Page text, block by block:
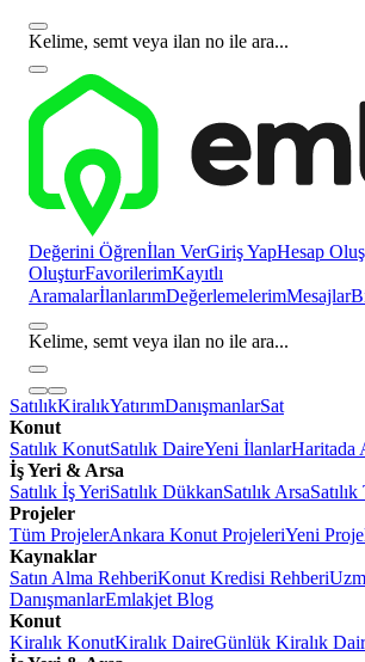
Kelime, semt veya ilan no ile ara...
Değerini Öğrenİlan VerGiriş YapHesap
OluşturFavorilerimKayıtlı
AramalarİlanlarımDeğerlemelerimMesajlar
Kelime, semt veya ilan no ile ara...
SatılıkKiralıkYatırımDanışmanlarSat
Konut
Satılık KonutSatılık DaireYeni İlanlarHaritada
İş Yeri & Arsa
Satılık İş YeriSatılık DükkanSatılık Arsa
Projeler
Tüm ProjelerAnkara Konut ProjeleriYeni
Kaynaklar
Satın Alma RehberiKonut Kredisi Rehberi
DanışmanlarEmlakjet Blog
Konut
Kiralık KonutKiralık DaireGünlük Kiralık